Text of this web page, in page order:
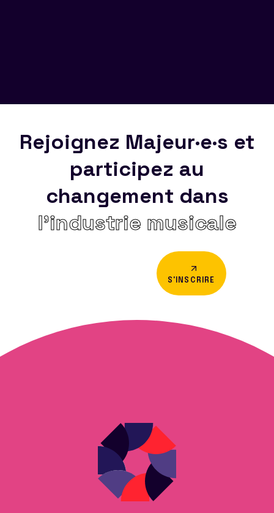
Rejoignez Majeur·e·s et
participez au
changement dans
l’industrie musicale
S'INSCRIRE